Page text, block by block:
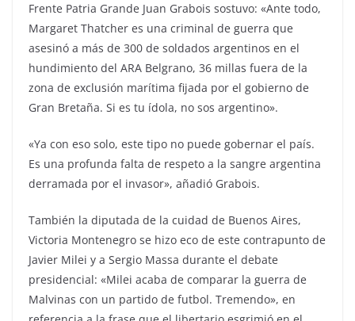
Frente Patria Grande Juan Grabois sostuvo: «Ante todo,
Margaret Thatcher es una criminal de guerra que
asesinó a más de 300 de soldados argentinos en el
hundimiento del ARA Belgrano, 36 millas fuera de la
zona de exclusión marítima fijada por el gobierno de
Gran Bretaña. Si es tu ídola, no sos argentino».
«Ya con eso solo, este tipo no puede gobernar el país.
Es una profunda falta de respeto a la sangre argentina
derramada por el invasor», añadió Grabois.
También la diputada de la cuidad de Buenos Aires,
Victoria Montenegro se hizo eco de este contrapunto de
Javier Milei y a Sergio Massa durante el debate
presidencial: «Milei acaba de comparar la guerra de
Malvinas con un partido de futbol. Tremendo», en